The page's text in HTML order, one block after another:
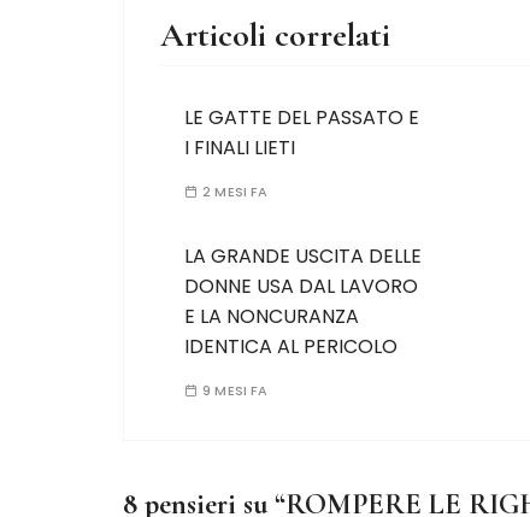
Articoli correlati
LE GATTE DEL PASSATO E
I FINALI LIETI
2 MESI FA
LA GRANDE USCITA DELLE
DONNE USA DAL LAVORO
E LA NONCURANZA
IDENTICA AL PERICOLO
9 MESI FA
8 pensieri su “ROMPERE LE